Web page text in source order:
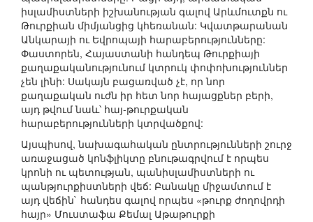
իսլամիստների իշխանության գալով Արևմուտքն ու
Թուրքիան միմյանցից կհեռանան: Կվատթարանան
Անկարայի ու Եվրոպայի հարաբերությունները:
Փաստորեն, Հայաստանի հանդեպ Թուրքիայի
քաղաքականությունում կտրուկ փոփոխություններ
չեն լինի: Սակայն բացառված չէ, որ նոր
քաղաքական ուժն իր հետ նոր հայացքներ բերի,
այդ թվում նաև՝ հայ-թուրքական
հարաբերությունների կտրվածքով:
‎Այսպիսով, նախագահական ընտրությունների շուրջ
առաջացած կոնֆլիկտը բնութագրվում է որպես
կրոնի ու պետության, պանիսլամիստների ու
պանթյուրքիստների վեճ: Բանակը միջամտում է
այդ վեճին` հանդես գալով որպես «թուրք ժողովրդի
հայր» Մուստա‎ֆա Քեմալ Աթաթուրքի